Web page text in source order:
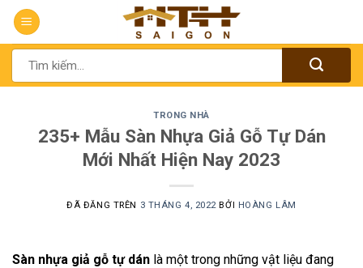
Chuyển
đến
nộiTìm
kiếm:
TRONG NHÀ
235+ Mẫu Sàn Nhựa Giả Gỗ Tự Dán
Mới Nhất Hiện Nay 2023
ĐÃ ĐĂNG TRÊN 3 THÁNG 4, 2022 BỞI HOÀNG LÂM
Sàn nhựa giả gỗ tự dán là một trong những vật liệu đang